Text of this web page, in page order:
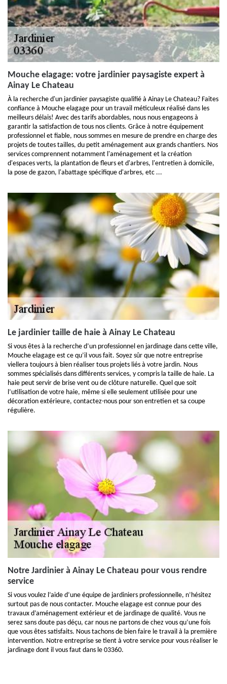
Mouche elagage: votre jardinier paysagiste expert à
Ainay Le Chateau
À la recherche d'un jardinier paysagiste qualifié à Ainay Le Chateau? Faites
confiance à Mouche elagage pour un travail méticuleux réalisé dans les
meilleurs délais! Avec des tarifs abordables, nous nous engageons à
garantir la satisfaction de tous nos clients. Grâce à notre équipement
professionnel et fiable, nous sommes en mesure de prendre en charge des
projets de toutes tailles, du petit aménagement aux grands chantiers. Nos
services comprennent notamment l'aménagement et la création
d'espaces verts, la plantation de fleurs et d'arbres, l'entretien à domicile,
la pose de gazon, l'abattage spécifique d'arbres, etc ...
Le jardinier taille de haie à Ainay Le Chateau
Si vous êtes à la recherche d’un professionnel en jardinage dans cette ville,
Mouche elagage est ce qu’il vous fait. Soyez sûr que notre entreprise
viellera toujours à bien réaliser tous projets liés à votre jardin. Nous
sommes spécialisés dans différents services, y compris la taille de haie. La
haie peut servir de brise vent ou de clôture naturelle. Quel que soit
l’utilisation de votre haie, même si elle seulement utilisée pour une
décoration extérieure, contactez-nous pour son entretien et sa coupe
régulière.
Notre Jardinier à Ainay Le Chateau pour vous rendre
service
Si vous voulez l’aide d’une équipe de jardiniers professionnelle, n’hésitez
surtout pas de nous contacter. Mouche elagage est connue pour des
travaux d’aménagement extérieur et de jardinage de qualité. Vous ne
serez sans doute pas déçu, car nous ne partons de chez vous qu’une fois
que vous êtes satisfaits. Nous tachons de bien faire le travail à la première
intervention. Notre entreprise se tient à votre service pour vous réaliser le
jardinage dont il vous faut dans le 03360.